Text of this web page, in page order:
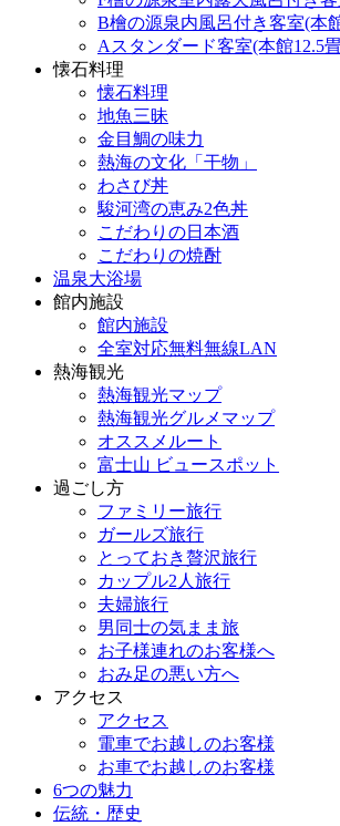
B檜の源泉内風呂付き客室(本
Aスタンダード客室(本館12.5
懐石料理
懐石料理
地魚三昧
金目鯛の味力
熱海の文化「干物」
わさび丼
駿河湾の恵み2色丼
こだわりの日本酒
こだわりの焼酎
温泉大浴場
館内施設
館内施設
全室対応無料無線LAN
熱海観光
熱海観光マップ
熱海観光グルメマップ
オススメルート
富士山 ビュースポット
過ごし方
ファミリー旅行
ガールズ旅行
とっておき贅沢旅行
カップル2人旅行
夫婦旅行
男同士の気まま旅
お子様連れのお客様へ
おみ足の悪い方へ
アクセス
アクセス
電車でお越しのお客様
お車でお越しのお客様
6つの魅力
伝統・歴史